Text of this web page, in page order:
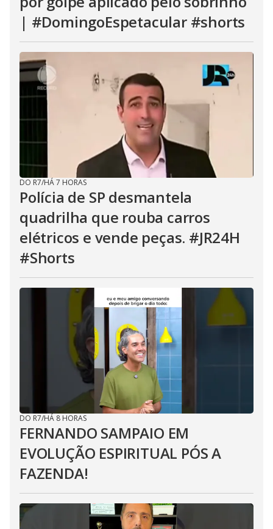
| #DomingoEspetacular #shorts
DO R7/HÁ 7 HORAS
Polícia de SP desmantela
quadrilha que rouba carros
elétricos e vende peças. #JR24H
#Shorts
DO R7/HÁ 8 HORAS
FERNANDO SAMPAIO EM
EVOLUÇÃO ESPIRITUAL PÓS A
FAZENDA!